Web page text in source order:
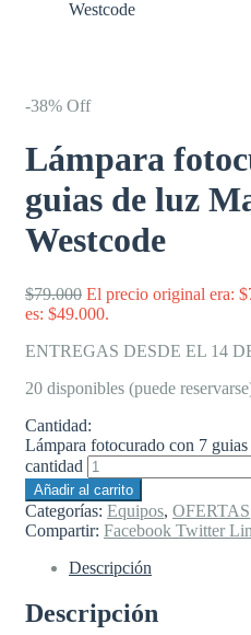
Westcode
-38% Off
Lámpara
guias de luz
Westcode
$79.000 El precio original era:
es: $49.000.
ENTREGAS DESDE EL 14
20 disponibles (puede
Cantidad:
Lámpara fotocurado con 7
cantidad
Añadir al carrito
Categorías: Equipos, OFERTAS
Compartir: Facebook Twitter
Descripción
Descripción